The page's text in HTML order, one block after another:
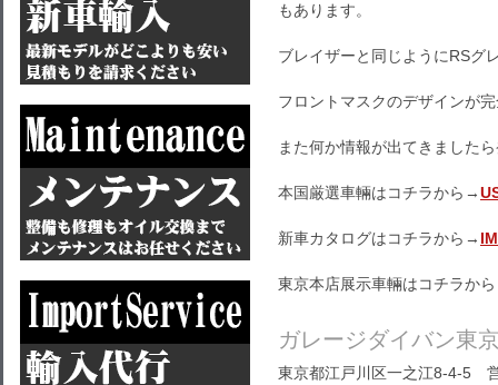
もあります。
ブレイザーと同じようにRSグ
フロントマスクのデザインが
また何か情報が出てきました
本国厳選車輛はコチラから→
新車カタログはコチラから→
東京本店展示車輛はコチラか
ガレージダイバン東
東京都江戸川区一之江8-4-5